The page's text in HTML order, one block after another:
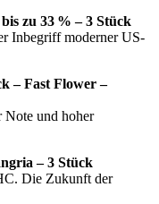
zu 33 % – 3 Stück
Inbegriff moderner US-
– Fast Flower –
Note und hoher
– 3 Stück
Die Zukunft der